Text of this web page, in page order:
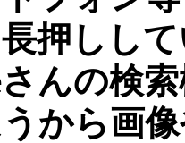
押しし
さんの検
から画